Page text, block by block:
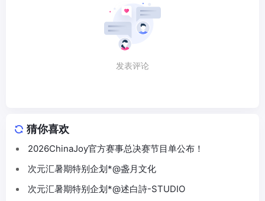
发表评论
猜你喜欢
2026ChinaJoy官方赛事总决赛节目单公布！
次元汇暑期特别企划*@盏月文化
次元汇暑期特别企划*@述白詩-STUDIO